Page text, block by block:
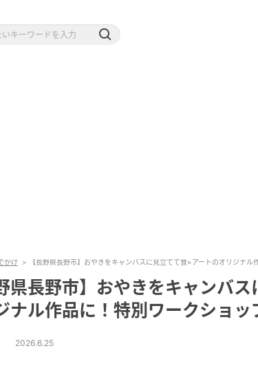
かけ 【長野県長野市】おやきをキャンバスに見立てて食×アートのオリジナル
県長野市】おやきをキャンバ
ナル作品に！特別ワークショッ
2026.6.25